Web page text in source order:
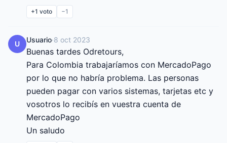
+1 voto −1
U Usuario·8 oct 2023
Buenas tardes Odretours,
Para Colombia trabajaríamos con MercadoPago
por lo que no habría problema. Las personas
pueden pagar con varios sistemas, tarjetas etc y
vosotros lo recibís en vuestra cuenta de
MercadoPago
Un saludo